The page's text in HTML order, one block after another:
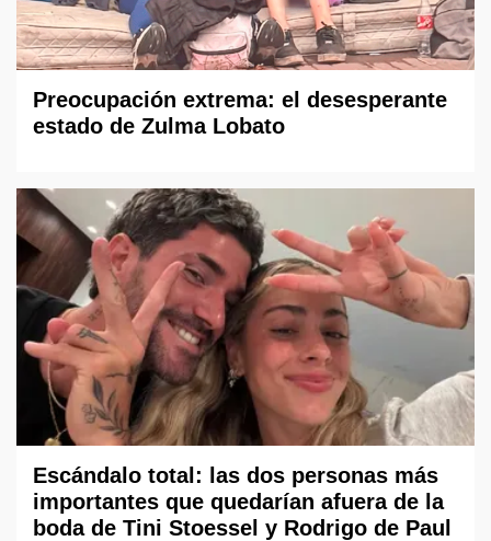
Preocupación extrema: el desesperante
estado de Zulma Lobato
Escándalo total: las dos personas más
importantes que quedarían afuera de la
boda de Tini Stoessel y Rodrigo de Paul